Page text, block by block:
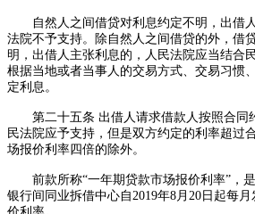
自然人之间借贷对利息约定不明，出借
法院不予支持。除自然人之间借贷的外，借
明，出借人主张利息的，人民法院应当结合
根据当地或者当事人的交易方式、交易习惯
定利息。
第二十五条 出借人请求借款人按照合同
民法院应予支持，但是双方约定的利率超过
场报价利率四倍的除外。
前款所称“一年期贷款市场报价利率”，是
银行间同业拆借中心自2019年8月20日起每